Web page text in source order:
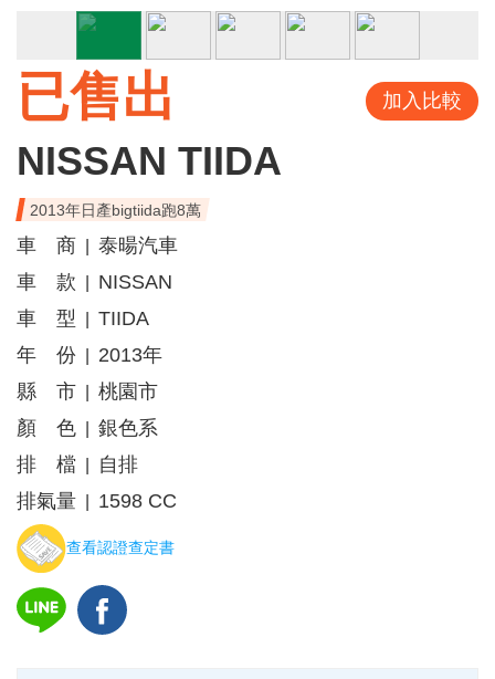
已售出 加入比較
NISSAN TIIDA
2013年日產bigtiida跑8萬
車 商
泰暘汽車
車 款
NISSAN
車 型
TIIDA
年 份
2013年
縣 市
桃園市
顏 色
銀色系
排 檔
自排
排氣量
1598 CC
查看認證查定書